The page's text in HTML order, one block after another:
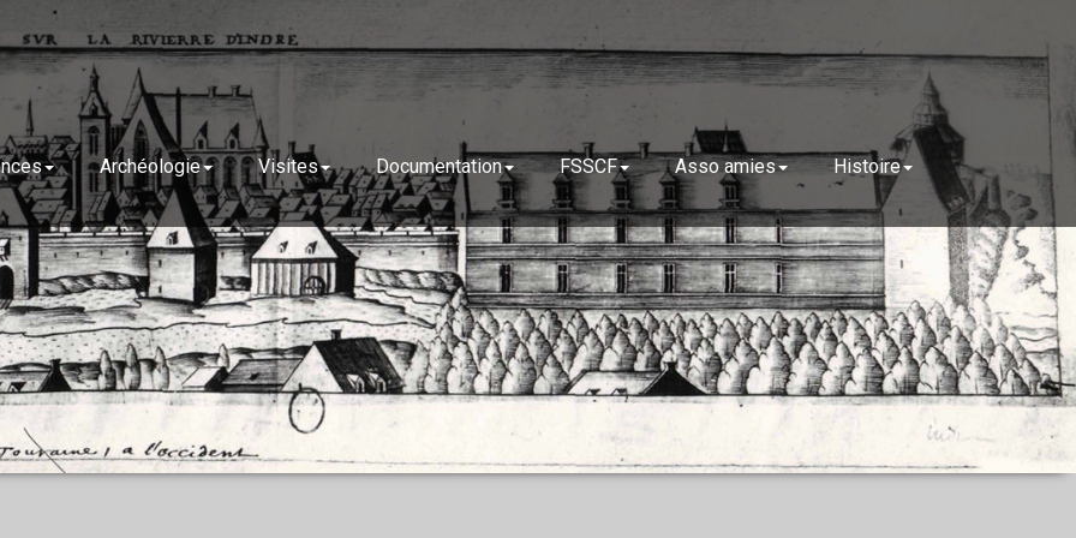
Archéologie Visites Documentation FSSCF Asso amies Histoire